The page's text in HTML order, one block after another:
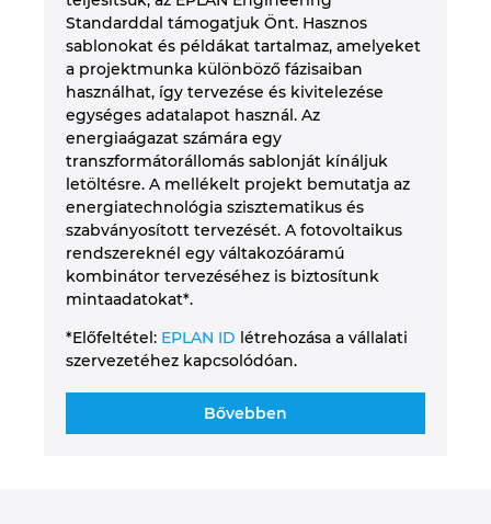
Standarddal támogatjuk Önt. Hasznos
sablonokat és példákat tartalmaz, amelyeket
a projektmunka különböző fázisaiban
használhat, így tervezése és kivitelezése
egységes adatalapot használ. Az
energiaágazat számára egy
transzformátorállomás sablonját kínáljuk
letöltésre. A mellékelt projekt bemutatja az
energiatechnológia szisztematikus és
szabványosított tervezését. A fotovoltaikus
rendszereknél egy váltakozóáramú
kombinátor tervezéséhez is biztosítunk
mintaadatokat*.
*Előfeltétel: EPLAN ID létrehozása a vállalati
szervezetéhez kapcsolódóan.
Bővebben